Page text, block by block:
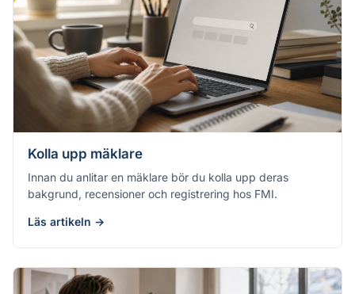
Kolla upp mäklare
Innan du anlitar en mäklare bör du kolla upp deras
bakgrund, recensioner och registrering hos FMI.
Läs artikeln →